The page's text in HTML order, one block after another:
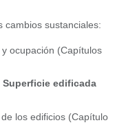
n
d
d
e
n
d
d
a
c
a
l
c
a
i
l
y
e
cambios sustanciales:
ocupación (Capítulos
edificada
los edificios (Capítulo